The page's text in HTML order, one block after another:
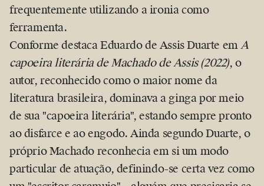
frequentemente utilizando a ironia como
ferramenta.
Conforme destaca Eduardo de Assis Duarte emA
capoeira literária de Machado de Assis (2022), o
autor, reconhecido como o maior nome da
literatura brasileira, dominava a ginga por meio
de sua "capoeira literária", estando sempre pronto
ao disfarce e ao engodo. Ainda segundo Duarte, o
próprio Machado reconhecia em si um modo
particular de atuação, definindo-se certa vez como